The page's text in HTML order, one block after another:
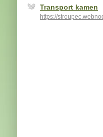
Transport kamen
https://